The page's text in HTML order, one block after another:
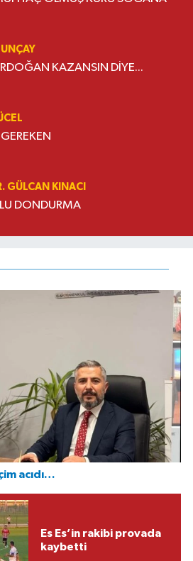
KAZANSIN DİYE...
GÜLCAN KINACI
DONDURMA
acıdı…
Es Es’in rakibi provada
kaybetti